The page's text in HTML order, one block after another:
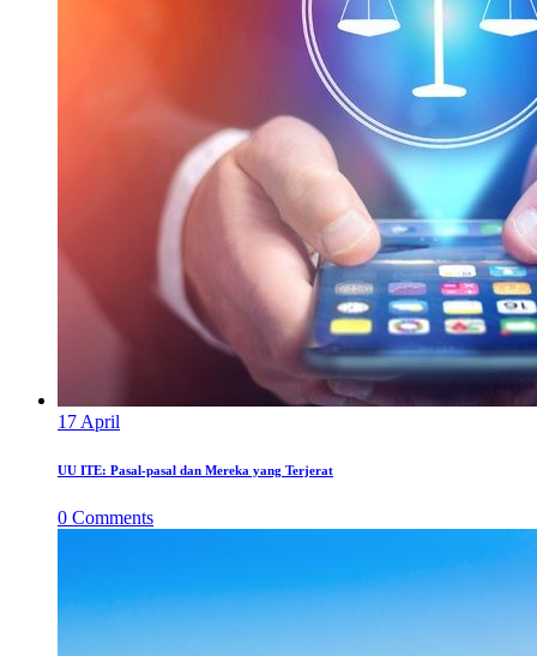
17 April
UU ITE: Pasal-pasal dan Mereka yang Terjerat
0 Comments